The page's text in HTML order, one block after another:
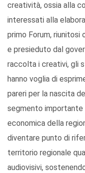
creatività, ossia alla
interessati alla
primo Forum, riunitosi
e presieduto dal
raccolta i creativi, gli
hanno voglia di
pareri per la nascita
segmento
economica della
diventare punto di
territorio regionale
audiovisivi,